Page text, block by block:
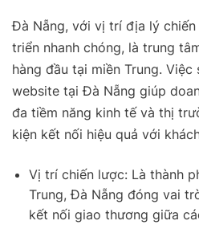
Đà Nẵng, với vị trí địa lý
triển nhanh chóng, là trung
hàng đầu tại miền Trung.
website tại Đà Nẵng giúp
đa tiềm năng kinh tế và thị
kiện kết nối hiệu quả với
Vị trí chiến lược: Là thành
Trung, Đà Nẵng đóng vai
kết nối giao thương giữa